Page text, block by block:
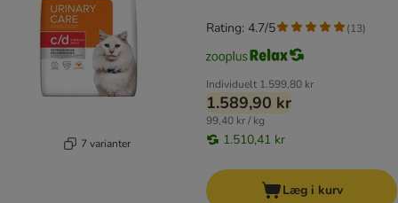
7 varianter
Individuelt 1.599,80 kr
1.589,90 kr
99,40 kr / kg
1.510,41 kr
Rating: 4.7/5 (13)
Læg i kurv